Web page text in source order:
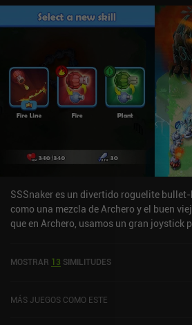
SSSnaker es un divertido roguelite
como una mezcla de Archero y el buen viejo
que en Archero, usamos un gran joystick
personaje es una serpiente que crece cada
serpiente dispara a los enemigos, así que
MOSTRAR 13 SIMILITUDES
MÁS JUEGOS COMO ESTE